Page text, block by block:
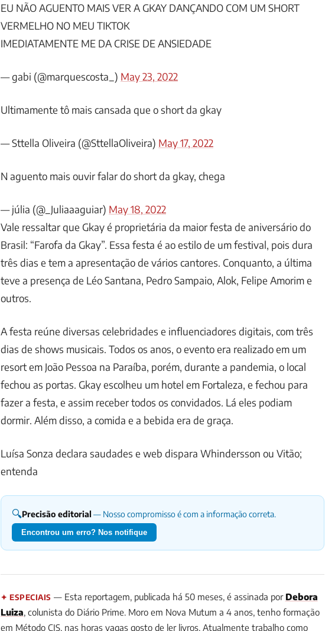
EU NÃO AGUENTO MAIS VER A GKAY DANÇANDO COM UM SHORT
VERMELHO NO MEU TIKTOK
IMEDIATAMENTE ME DA CRISE DE ANSIEDADE
— gabi (@marquescosta_) May 23, 2022
Ultimamente tô mais cansada que o short da gkay
— Sttella Oliveira (@SttellaOliveira) May 17, 2022
N aguento mais ouvir falar do short da gkay, chega
— júlia (@_Juliaaaguiar) May 18, 2022
Vale ressaltar que Gkay é proprietária da maior festa de aniversário do
Brasil: “Farofa da Gkay”. Essa festa é ao estilo de um festival, pois dura
três dias e tem a apresentação de vários cantores. Conquanto, a última
teve a presença de Léo Santana, Pedro Sampaio, Alok, Felipe Amorim e
outros.
A festa reúne diversas celebridades e influenciadores digitais, com três
dias de shows musicais. Todos os anos, o evento era realizado em um
resort em João Pessoa na Paraíba, porém, durante a pandemia, o local
fechou as portas. Gkay escolheu um hotel em Fortaleza, e fechou para
fazer a festa, e assim receber todos os convidados. Lá eles podiam
dormir. Além disso, a comida e a bebida era de graça.
Luísa Sonza declara saudades e web dispara Whindersson ou Vitão;
entenda
🔍Precisão editorial — Nosso compromisso é com a informação correta.
Encontrou um erro? Nos notifique
✦ ESPECIAIS — Esta reportagem, publicada há 50 meses, é assinada por Debora
Luiza, colunista do Diário Prime. Moro em Nova Mutum a 4 anos, tenho formação
em Método CIS, nas horas vagas gosto de ler livros. Atualmente trabalho como